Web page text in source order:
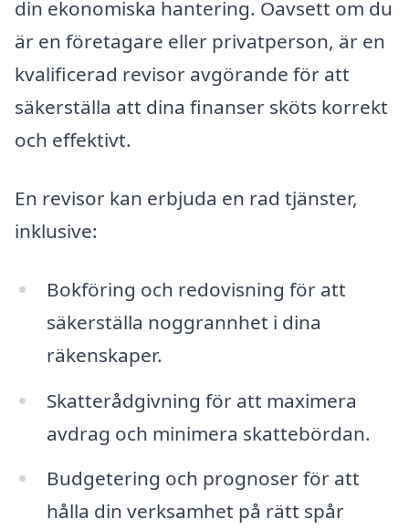
din ekonomiska hantering. Oavsett om du
är en företagare eller privatperson, är en
kvalificerad revisor avgörande för att
säkerställa att dina finanser sköts korrekt
och effektivt.
En revisor kan erbjuda en rad tjänster,
inklusive:
Bokföring och redovisning för att
säkerställa noggrannhet i dina
räkenskaper.
Skatterådgivning för att maximera
avdrag och minimera skattebördan.
Budgetering och prognoser för att
hålla din verksamhet på rätt spår